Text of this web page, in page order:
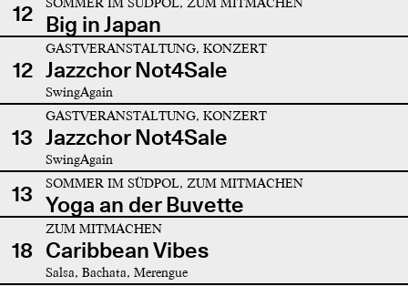
12 Big in Japan
12
GASTVERANSTALTUNG, KONZERT
Jazzchor Not4Sale
SwingAgain
13
GASTVERANSTALTUNG, KONZERT
Jazzchor Not4Sale
SwingAgain
13 SOMMER IM SÜDPOL, ZUM MITMACHEN
Yoga an der Buvette
18
ZUM MITMACHEN
Caribbean Vibes
Salsa, Bachata, Merengue